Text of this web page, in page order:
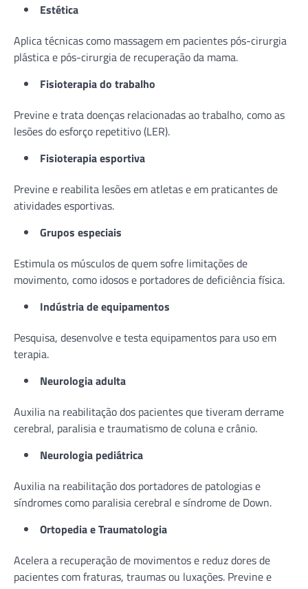
Estética
Aplica técnicas como massagem em pacientes pós-cirurgia
plástica e pós-cirurgia de recuperação da mama.
Fisioterapia do trabalho
Previne e trata doenças relacionadas ao trabalho, como as
lesões do esforço repetitivo (LER).
Fisioterapia esportiva
Previne e reabilita lesões em atletas e em praticantes de
atividades esportivas.
Grupos especiais
Estimula os músculos de quem sofre limitações de
movimento, como idosos e portadores de deficiência física.
Indústria de equipamentos
Pesquisa, desenvolve e testa equipamentos para uso em
terapia.
Neurologia adulta
Auxilia na reabilitação dos pacientes que tiveram derrame
cerebral, paralisia e traumatismo de coluna e crânio.
Neurologia pediátrica
Auxilia na reabilitação dos portadores de patologias e
síndromes como paralisia cerebral e síndrome de Down.
Ortopedia e Traumatologia
Acelera a recuperação de movimentos e reduz dores de
pacientes com fraturas, traumas ou luxações. Previne e